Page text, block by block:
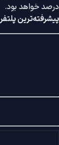
درصد خواهد بود.
پیشرفته‌ترین